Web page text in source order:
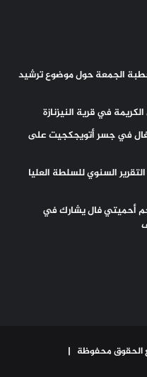
خطبة الجمعة حول موضوع ترشيد
في قرية النيزنازة
في جسر أتويجكجيت على
السنوي للسلطة العليا
أحميتي فال يشارك في